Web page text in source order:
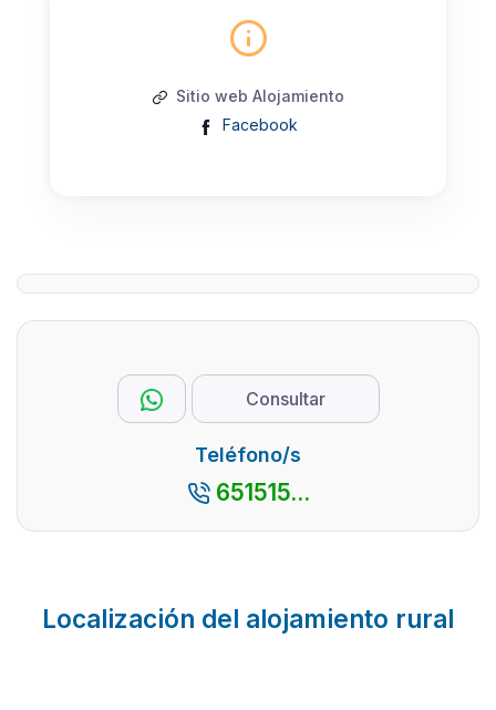
Sitio web Alojamiento
Facebook
Consultar
Teléfono/s
651515...
Localización del alojamiento rural